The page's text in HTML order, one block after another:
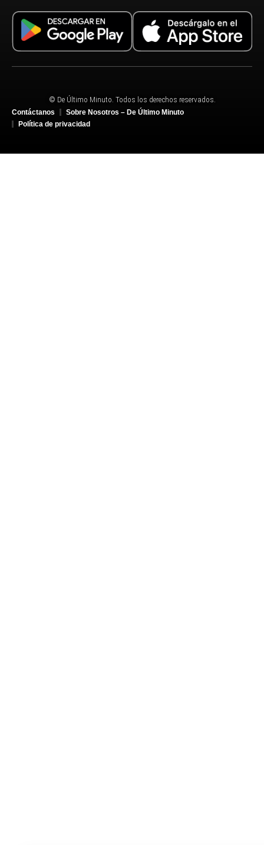
© De Último Minuto. Todos los derechos reservados.
Contáctanos
Sobre Nosotros – De Último Minuto
Política de privacidad